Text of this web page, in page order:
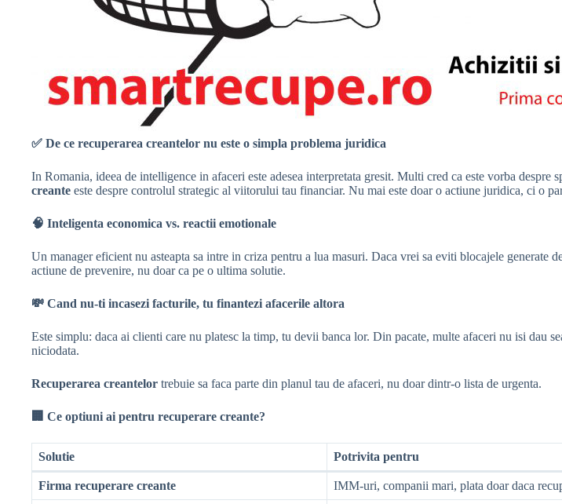
✅ De ce recuperarea creantelor nu este o simpla problema juridica
In Romania, ideea de intelligence in afaceri este adesea interpretata gresit. Multi cred ca este vorba despre
creante este despre controlul strategic al viitorului tau financiar. Nu mai este doar o actiune juridica, ci o
🧠 Inteligenta economica vs. reactii emotionale
Un manager eficient nu asteapta sa intre in criza pentru a lua masuri. Daca vrei sa eviti blocajele generate
actiune de prevenire, nu doar ca pe o ultima solutie.
💸 Cand nu-ti incasezi facturile, tu finantezi afacerile altora
Este simplu: daca ai clienti care nu platesc la timp, tu devii banca lor. Din pacate, multe afaceri nu isi dau
niciodata.
Recuperarea creantelor trebuie sa faca parte din planul tau de afaceri, nu doar dintr-o lista de urgenta.
Ce optiuni ai pentru recuperare creante?
Solutie Potrivita pentru
Firma recuperare creante IMM-uri, companii mari, plata doar daca